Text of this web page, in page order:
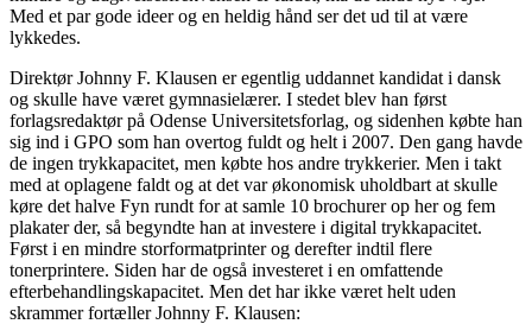
Med et par gode ideer og en heldig hånd ser det ud til at være
lykkedes.
Direktør Johnny F. Klausen er egentlig uddannet kandidat i dansk
og skulle have været gymnasielærer. I stedet blev han først
forlagsredaktør på Odense Universitetsforlag, og sidenhen købte han
sig ind i GPO som han overtog fuldt og helt i 2007. Den gang havde
de ingen trykkapacitet, men købte hos andre trykkerier. Men i takt
med at oplagene faldt og at det var økonomisk uholdbart at skulle
køre det halve Fyn rundt for at samle 10 brochurer op her og fem
plakater der, så begyndte han at investere i digital trykkapacitet.
Først i en mindre storformatprinter og derefter indtil flere
tonerprintere. Siden har de også investeret i en omfattende
efterbehandlingskapacitet. Men det har ikke været helt uden
skrammer fortæller Johnny F. Klausen: